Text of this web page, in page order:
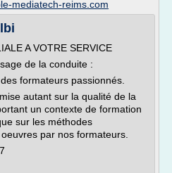
mediatech-reims.com
A VOTRE SERVICE
de la conduite :
formateurs passionnés.
autant sur la qualité de la
un contexte de formation
sur les méthodes
par nos formateurs.